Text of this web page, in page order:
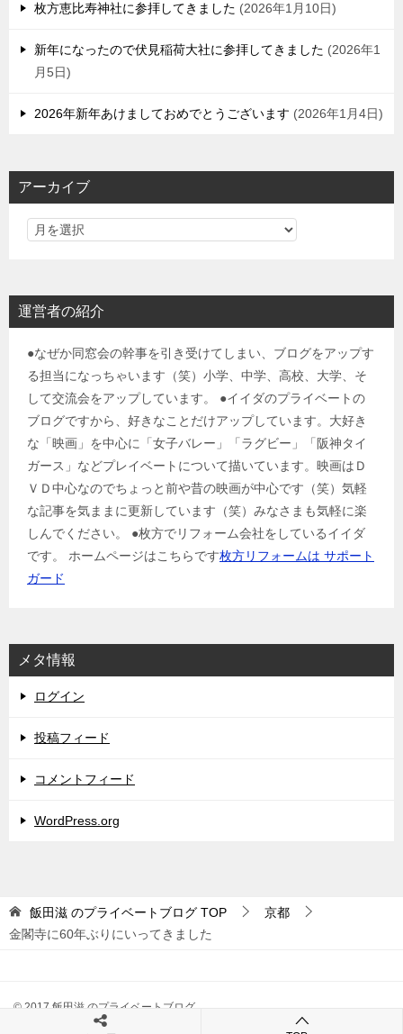
枚方恵比寿神社に参拝してきました 2026年1月10日
新年になったので伏見稲荷大社に参拝してきました
2026年1
月5日
2026年新年あけましておめでとうございます 2026年1月4日
アーカイブ
運営者の紹介
●なぜか同窓会の幹事を引き受けてしまい、ブログをアップす
る担当になっちゃいます（笑）小学、中学、高校、大学、そ
して交流会をアップしています。 ●イイダのプライベートの
ブログですから、好きなことだけアップしています。大好き
な「映画」を中心に「女子バレー」「ラグビー」「阪神タイ
ガース」などプレイベートについて描いています。映画はＤ
ＶＤ中心なのでちょっと前や昔の映画が中心です（笑）気軽
な記事を気ままに更新しています（笑）みなさまも気軽に楽
しんでください。 ●枚方でリフォーム会社をしているイイダ
です。 ホームページはこちらです枚方リフォームは サポート
ガード
メタ情報
ログイン
投稿フィード
コメントフィード
WordPress.org
飯田滋 のプライベートブログ TOP
京都
金閣寺に60年ぶりにいってきました
© 2017 飯田滋 のプライベートブログ